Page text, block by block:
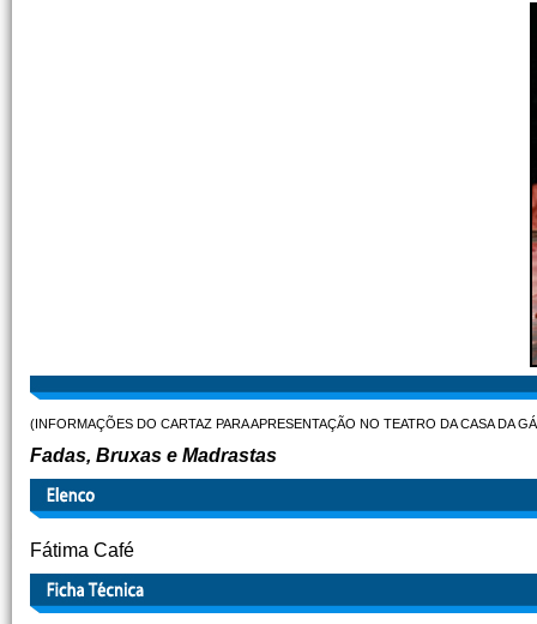
(INFORMAÇÕES DO CARTAZ PARA APRESENTAÇÃO NO TEATRO DA CASA DA
Fadas, Bruxas e Madrastas
Fátima Café